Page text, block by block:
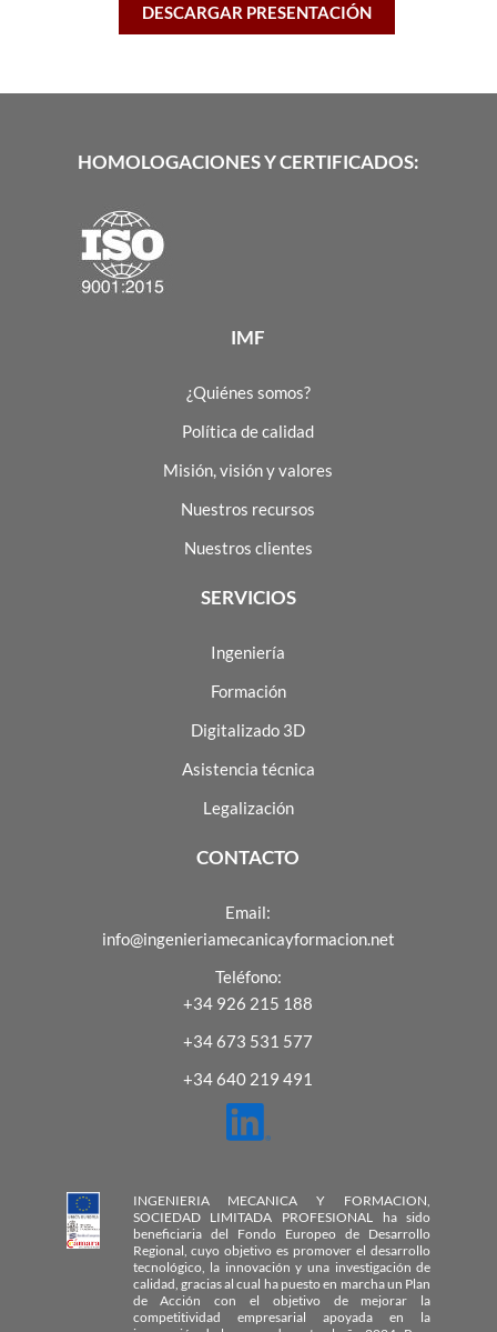
DESCARGAR PRESENTACIÓN
HOMOLOGACIONES Y CERTIFICADOS:
IMF
¿Quiénes somos?
Política de calidad
Misión, visión y valores
Nuestros recursos
Nuestros clientes
SERVICIOS
Ingeniería
Formación
Digitalizado 3D
Asistencia técnica
Legalización
CONTACTO
Email:
info@ingenieriamecanicayformacion.net
Teléfono:
+34 926 215 188
+34 673 531 577
+34 640 219 491
INGENIERIA MECANICA Y FORMACION,
SOCIEDAD LIMITADA PROFESIONAL ha sido
beneficiaria del Fondo Europeo de Desarrollo
Regional, cuyo objetivo es promover el desarrollo
tecnológico, la innovación y una investigación de
calidad, gracias al cual ha puesto en marcha un Plan
de Acción con el objetivo de mejorar la
competitividad empresarial apoyada en la